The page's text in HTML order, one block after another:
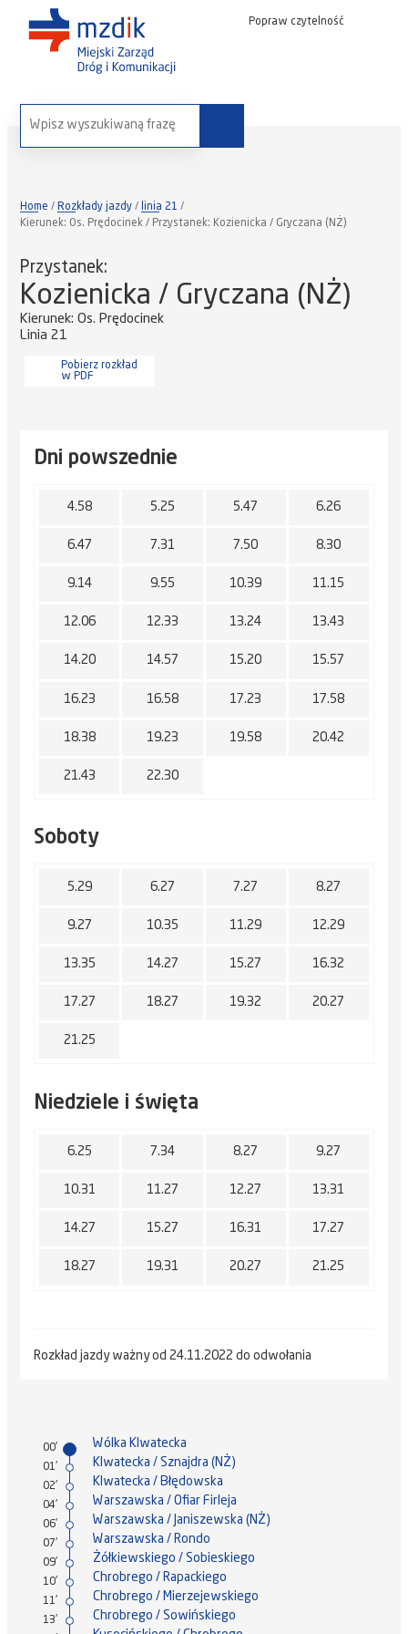
Popraw czytelność
wyszukaj na stronie:
Home Rozkłady jazdy
linia 21
Kierunek: Os. Prędocinek / Przystanek: Kozienicka / Gryczana (NŻ)
Przystanek:
Kozienicka / Gryczana (NŻ)
Kierunek: Os. Prędocinek
Linia 21
Pobierz rozkład
w PDF
Dni powszednie
4.58 5.25 5.47 6.26
6.47 7.31 7.50 8.30
9.14 9.55 10.39 11.15
12.06 12.33 13.24 13.43
14.20 14.57 15.20 15.57
16.23 16.58 17.23 17.58
18.38 19.23 19.58 20.42
21.43 22.30
Soboty
5.29 6.27 7.27 8.27
9.27 10.35 11.29 12.29
13.35 14.27 15.27 16.32
17.27 18.27 19.32 20.27
21.25
Niedziele i święta
6.25 7.34 8.27 9.27
10.31 11.27 12.27 13.31
14.27 15.27 16.31 17.27
18.27 19.31 20.27 21.25
Rozkład jazdy ważny od 24.11.2022 do odwołania
00' Wólka Klwatecka
01' Klwatecka / Sznajdra (NŻ)
02' Klwatecka / Błędowska
04' Warszawska / Ofiar Firleja
06' Warszawska / Janiszewska (NŻ)
07' Warszawska / Rondo
09' Żółkiewskiego / Sobieskiego
10' Chrobrego / Rapackiego
11' Chrobrego / Mierzejewskiego
13' Chrobrego / Sowińskiego